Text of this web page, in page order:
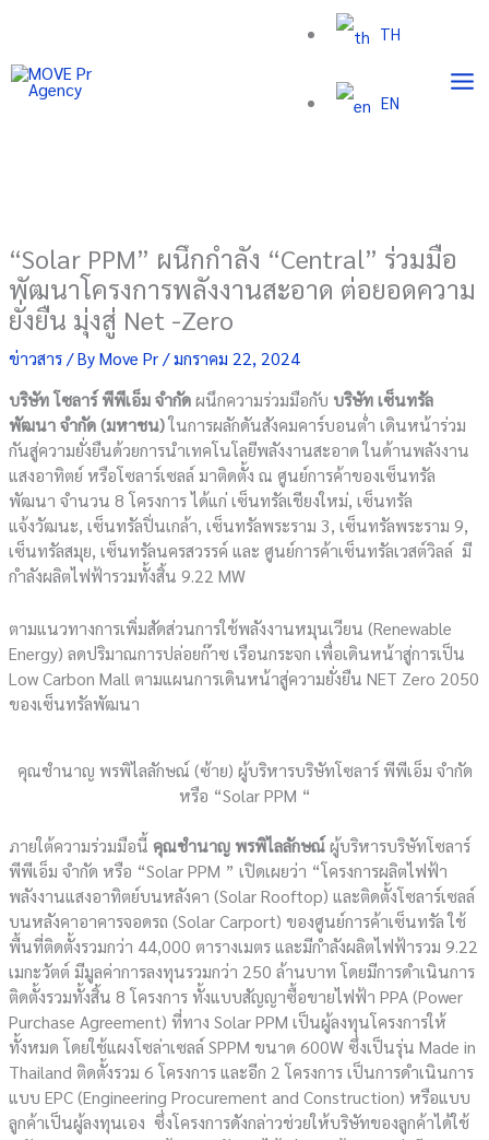
content
TH
EN
“Solar PPM” ผนึกกำลัง “Central” ร่วมมือ
พัฒนาโครงการพลังงานสะอาด ต่อยอดความ
ยั่งยืน มุ่งสู่ Net -Zero
ข่าวสาร/ ByMove Pr/มกราคม 22, 2024
บริษัท โซลาร์ พีพีเอ็ม จํากัดผนึกความร่วมมือกับ บริษัท เซ็นทรัล
พัฒนา จำกัด (มหาชน)ในการผลักดันสังคมคาร์บอนต่ำ เดินหน้าร่วม
กันสู่ความยั่งยืนด้วยการนําเทคโนโลยีพลังงานสะอาด ในด้านพลังงาน
แสงอาทิตย์ หรือโซลาร์เซลล์ มาติดตั้ง ณ ศูนย์การค้าของเซ็นทรัล
พัฒนา จํานวน 8 โครงการ ได้แก่ เซ็นทรัลเชียงใหม่, เซ็นทรัล
แจ้งวัฒนะ, เซ็นทรัลปิ่นเกล้า, เซ็นทรัลพระราม 3, เซ็นทรัลพระราม 9,
เซ็นทรัลสมุย, เซ็นทรัลนครสวรรค์ และ ศูนย์การค้าเซ็นทรัลเวสต์วิลล์ มี
กำลังผลิตไฟฟ้ารวมทั้งสิ้น 9.22 MW
ตามแนวทางการเพิ่มสัดส่วนการใช้พลังงานหมุนเวียน (Renewable
Energy) ลดปริมาณการปล่อยก๊าซ เรือนกระจก เพื่อเดินหน้าสู่การเป็น
Low Carbon Mall ตามแผนการเดินหน้าสู่ความยั่งยืน NET Zero 2050
ของเซ็นทรัลพัฒนา
คุณชำนาญ พรพิไลลักษณ์ (ซ้าย) ผู้บริหารบริษัทโซลาร์ พีพีเอ็ม จํากัด
หรือ “Solar PPM “
ภายใต้ความร่วมมือนี้คุณชำนาญ พรพิไลลักษณ์ผู้บริหารบริษัทโซลาร์
พีพีเอ็ม จํากัด หรือ “Solar PPM ” เปิดเผยว่า “โครงการผลิตไฟฟ้า
พลังงานแสงอาทิตย์บนหลังคา (Solar Rooftop) และติดตั้งโซลาร์เซลล์
บนหลังคาอาคารจอดรถ (Solar Carport) ของศูนย์การค้าเซ็นทรัล ใช้
พื้นที่ติดตั้งรวมกว่า 44,000 ตารางเมตร และมีกําลังผลิตไฟฟ้ารวม 9.22
เมกะวัตต์ มีมูลค่าการลงทุนรวมกว่า 250 ล้านบาท โดยมีการดำเนินการ
ติดตั้งรวมทั้งสิ้น 8 โครงการ ทั้งแบบสัญญาซื้อขายไฟฟ้า PPA (Power
Purchase Agreement) ที่ทาง Solar PPM เป็นผู้ลงทุนโครงการให้
ทั้งหมด โดยใช้แผงโซล่าเซลล์ SPPM ขนาด 600W ซึ่งเป็นรุ่น Made in
Thailand ติดตั้งรวม 6 โครงการ และอีก 2 โครงการ เป็นการดำเนินการ
แบบ EPC (Engineering Procurement and Construction) หรือแบบ
ลูกค้าเป็นผู้ลงทุนเอง ซึ่งโครงการดังกล่าวช่วยให้บริษัทของลูกค้าได้ใช้